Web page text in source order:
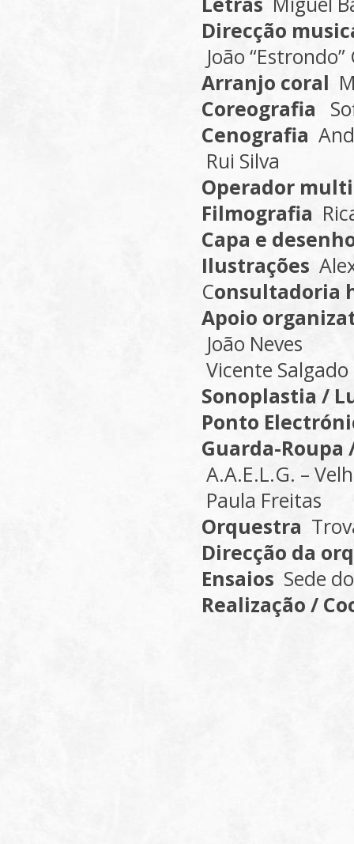
Direcção
João
Arranjo coral
Coreografia
Cenografia
Rui Silva
Operador
Filmografia
Capa e
Ilustrações
Consultadoria
Apoio
João Neves
Vicente Salgado
Sonoplastia /
Ponto
Guarda-Roupa
A.A.E.L.G. –
Paula Freitas
Orquestra
Direcção da
Ensaios Sede
Realização /